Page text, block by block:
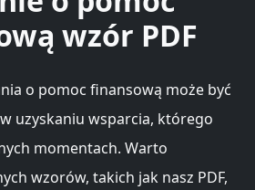
wzór PDF
o pomoc finansową może być
uzyskaniu wsparcia, którego
momentach. Warto
wzorów, takich jak nasz PDF,